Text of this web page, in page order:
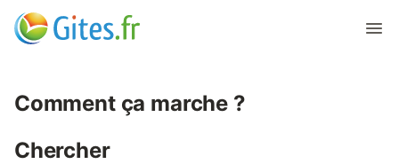
Comment ça marche ?
Chercher